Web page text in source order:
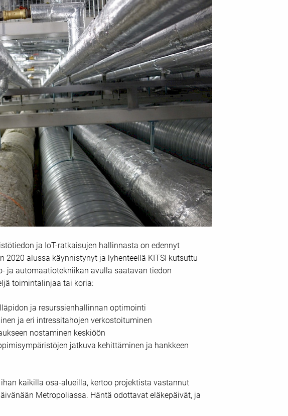
ja IoT-ratkaisujen hallinnasta on edennyt
2020 alussa käynnistynyt ja lyhenteellä KITSI kutsuttu
ja automaatiotekniikan avulla saatavan tiedon
toimintalinjaa tai koria:
ja resurssienhallinnan optimointi
ja eri intressitahojen verkostoituminen
nostaminen keskiöön
jatkuva kehittäminen ja hankkeen
kaikilla osa-alueilla, kertoo projektista vastannut
Metropoliassa. Häntä odottavat eläkepäivät, ja